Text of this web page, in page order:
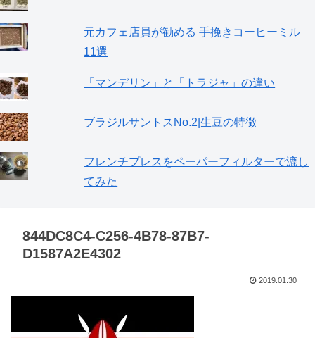
元カフェ店員が勧める 手挽きコーヒーミル
11選
「マンデリン」と「トラジャ」の違い
ブラジルサントスNo.2|生豆の特徴
フレンチプレスをペーパーフィルターで漉し
てみた
844DC8C4-C256-4B78-87B7-
D1587A2E4302
2019.01.30